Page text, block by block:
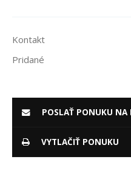
Kontakt
Pridané
POSLAŤ PONUKU NA
VYTLAČIŤ PONUKU